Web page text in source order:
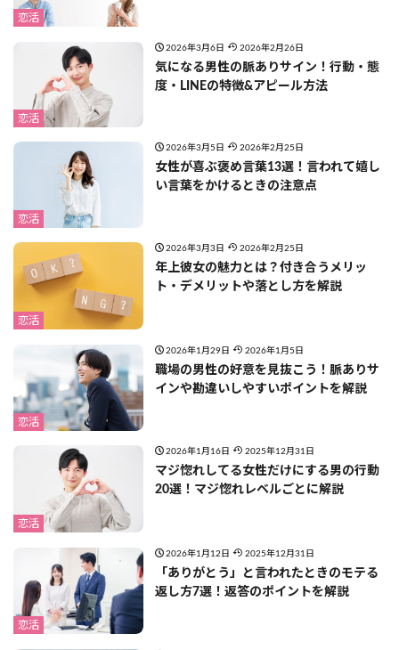
恋活
恋活
2026年3月6日 2026年2月26日
気になる男性の脈ありサイン！行動・態
度・LINEの特徴&アピール方法
恋活
2026年3月5日 2026年2月25日
女性が喜ぶ褒め言葉13選！言われて嬉し
い言葉をかけるときの注意点
恋活
2026年3月3日 2026年2月25日
年上彼女の魅力とは？付き合うメリッ
ト・デメリットや落とし方を解説
恋活
2026年1月29日 2026年1月5日
職場の男性の好意を見抜こう！脈ありサ
インや勘違いしやすいポイントを解説
恋活
2026年1月16日 2025年12月31日
マジ惚れしてる女性だけにする男の行動
20選！マジ惚れレベルごとに解説
恋活
2026年1月12日 2025年12月31日
「ありがとう」と言われたときのモテる
返し方7選！返答のポイントを解説